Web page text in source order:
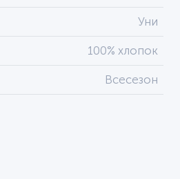
Уни
100% хлопок
Всесезон